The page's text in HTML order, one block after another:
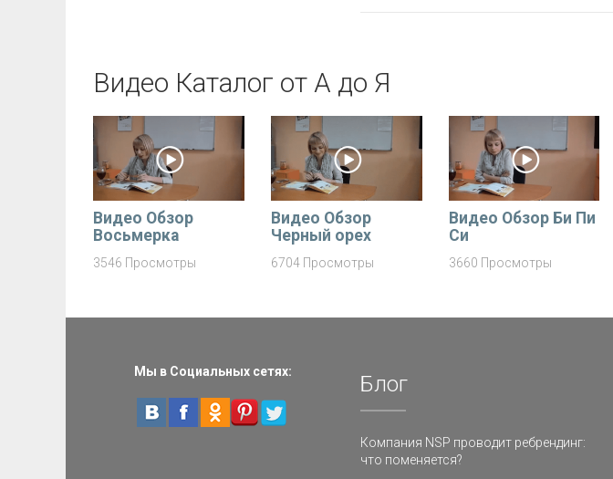
Видео Каталог от А до Я
Видео Обзор
Восьмерка
3546 Просмотры
Видео Обзор
Черный орех
6704 Просмотры
Видео Обзор Би Пи
Си
3660 Просмотры
Мы в Социальных сетях: Блог
Компания NSP проводит ребрендинг:
что поменяется?